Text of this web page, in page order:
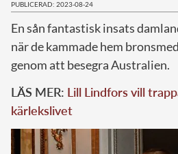
PUBLICERAD: 2023-08-24
En sån fantastisk insats
när de kammade hem
genom att besegra Australien.
LÄS MER: Lill Lindfors vill
kärlekslivet